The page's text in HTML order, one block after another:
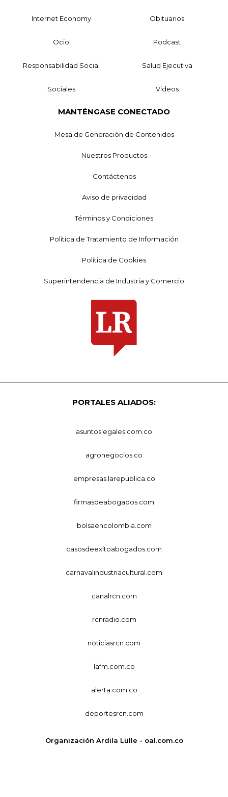
Internet Economy Obituarios
Ocio Podcast
Responsabilidad Social Salud Ejecutiva
Sociales Videos
MANTÉNGASE CONECTADO
Mesa de Generación de Contenidos
Nuestros Productos
Contáctenos
Aviso de privacidad
Términos y Condiciones
Política de Tratamiento de Información
Política de Cookies
Superintendencia de Industria y Comercio
PORTALES ALIADOS:
asuntoslegales.com.co
agronegocios.co
empresas.larepublica.co
firmasdeabogados.com
bolsaencolombia.com
casosdeexitoabogados.com
carnavalindustriacultural.com
canalrcn.com
rcnradio.com
noticiasrcn.com
lafm.com.co
alerta.com.co
deportesrcn.com
Organización Ardila Lülle - oal.com.co